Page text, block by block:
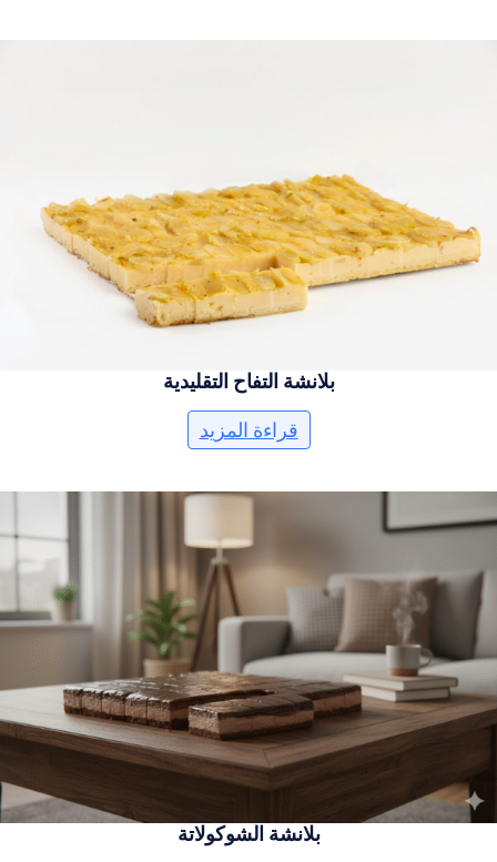
بلانشة التفاح التقليدية
قراءة المزيد
بلانشة الشوكولاتة